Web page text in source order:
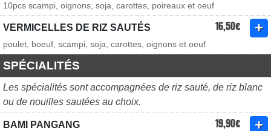
10pcs scampi, oignons, soja, carottes, poireaux et oeuf
VERMICELLES DE RIZ SAUTÉS 16,50€
poulet, boeuf, scampi, soja, carottes, oignons et oeuf
SPÉCIALITÉS
Les spécialités sont accompagnées de riz sauté, de riz blanc
ou de nouilles sautées au choix.
BAMI PANGANG 19,90€